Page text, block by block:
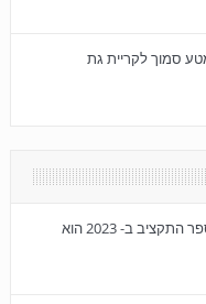
הסיפור (הרע) שאינו נגמר: ספר התקציב ב- 2023 הוא